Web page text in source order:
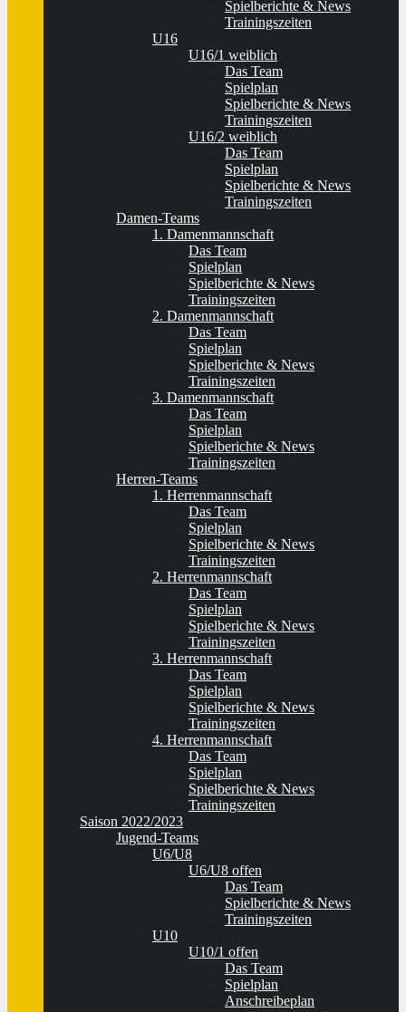
Spielberichte & News
Trainingszeiten
U16
U16/1 weiblich
Das Team
Spielplan
Spielberichte & News
Trainingszeiten
U16/2 weiblich
Das Team
Spielplan
Spielberichte & News
Trainingszeiten
Damen-Teams
1. Damenmannschaft
Das Team
Spielplan
Spielberichte & News
Trainingszeiten
2. Damenmannschaft
Das Team
Spielplan
Spielberichte & News
Trainingszeiten
3. Damenmannschaft
Das Team
Spielplan
Spielberichte & News
Trainingszeiten
Herren-Teams
1. Herrenmannschaft
Das Team
Spielplan
Spielberichte & News
Trainingszeiten
2. Herrenmannschaft
Das Team
Spielplan
Spielberichte & News
Trainingszeiten
3. Herrenmannschaft
Das Team
Spielplan
Spielberichte & News
Trainingszeiten
4. Herrenmannschaft
Das Team
Spielplan
Spielberichte & News
Trainingszeiten
Saison 2022/2023
Jugend-Teams
U6/U8
U6/U8 offen
Das Team
Spielberichte & News
Trainingszeiten
U10
U10/1 offen
Das Team
Spielplan
Anschreibeplan